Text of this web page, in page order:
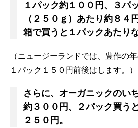
１パック約１００円、３パ
（２５０ｇ）あたり約８４
箱で買うと１パックあたり
（ニュージーランドでは、豊作の
１パック１５０円前後はします。）
さらに、オーガニックのい
約３００円、２パック買う
２５０円。